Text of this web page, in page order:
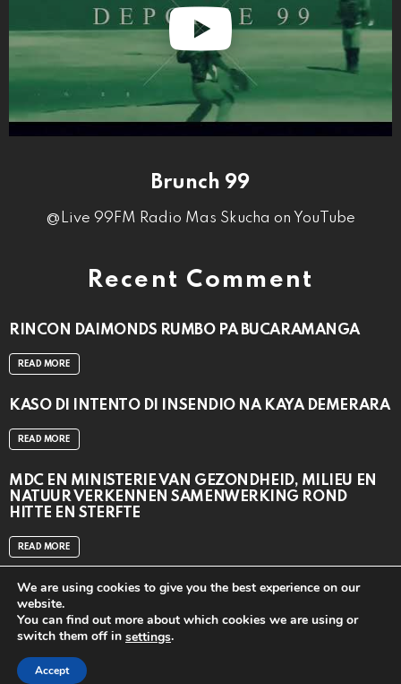
Brunch 99
@Live 99FM Radio Mas Skucha on YouTube
Recent Comment
RINCON DAIMONDS RUMBO PA BUCARAMANGA
READ MORE
KASO DI INTENTO DI INSENDIO NA KAYA DEMERARA
READ MORE
MDC EN MINISTERIE VAN GEZONDHEID, MILIEU EN
NATUUR VERKENNEN SAMENWERKING ROND
HITTE EN STERFTE
READ MORE
Home
We are using cookies to give you the best experience on our
website.
You can find out more about which cookies we are using or
switch them off in settings.
Accept